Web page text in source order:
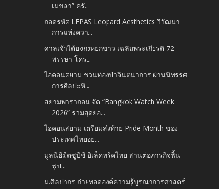
เมขลา” ครั...
ถอดรหัส LEPAS Leopard Aesthetics วิวัฒนา
การแห่งควา...
ศาลเจ้าไต้ฮงกงหยกขาว เฉลิมพระเกียรติ 72
พรรษา โคร...
ไอคอนสยาม ชวนท่องป่าจินตนาการ ผ่านนิทรรศ
การศิลปะหิ...
สยามพารากอน จัด “Bangkok Watch Week
2026” รวมสุดยอ...
ไอคอนสยาม เตรียมส่งท้าย Pride Month ของ
ประเทศไทยอย...
มูลนิธิมิตซูบิชิ อิเล็คทริคไทย สานต่อภารกิจฟื้น
ฟูป...
ม.ศิลปากร ถ่ายทอดองค์ความรู้บูรณาการศาสตร์